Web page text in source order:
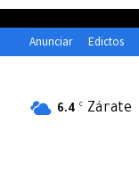
Anunciar Edictos
6.4 C Zárate